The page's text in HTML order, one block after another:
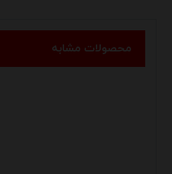
محصولات مشابه